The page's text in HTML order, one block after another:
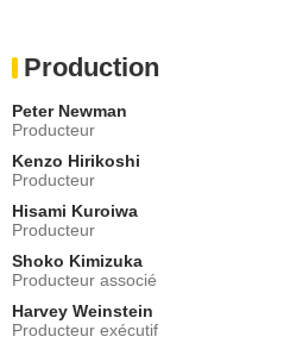
Production
Peter Newman
Producteur
Kenzo Hirikoshi
Producteur
Hisami Kuroiwa
Producteur
Shoko Kimizuka
Producteur associé
Harvey Weinstein
Producteur exécutif